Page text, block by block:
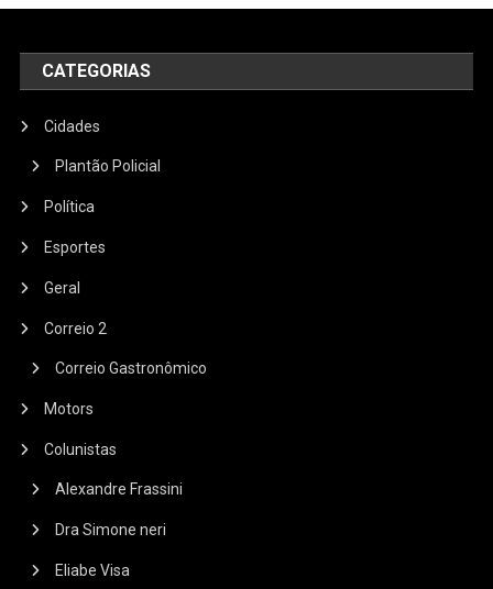
CATEGORIAS
Cidades
Plantão Policial
Política
Esportes
Geral
Correio 2
Correio Gastronômico
Motors
Colunistas
Alexandre Frassini
Dra Simone neri
Eliabe Visa